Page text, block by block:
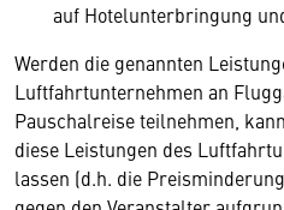
auf Hotelunterbringung
Werden die genannten
Luftfahrtunternehmen an
Pauschalreise teilnehmen,
diese Leistungen des
lassen (d.h. die